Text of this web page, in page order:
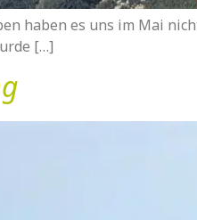
haben es uns im Mai
[…]